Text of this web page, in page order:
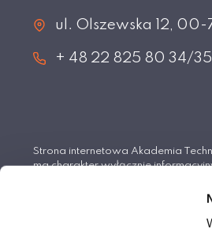
ul. Olszewska 12,
+ 48 22 825 80 34/35
Strona internetowa Akademia
ma charakter wyłącznie
© Akademia Techniczno-